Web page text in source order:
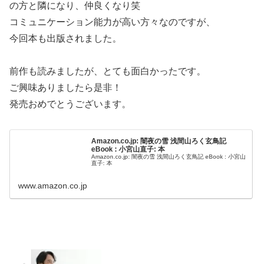
の方と隣になり、仲良くなり笑
コミュニケーション能力が高い方々なのですが、
今回本も出版されました。
前作も読みましたが、とても面白かったです。
ご興味ありましたら是非！
発売おめでとうございます。
Amazon.co.jp: 闇夜の雪 浅間山ろく玄鳥記
eBook : 小宮山直子: 本
Amazon.co.jp: 闇夜の雪 浅間山ろく玄鳥記 eBook : 小宮山
直子: 本
www.amazon.co.jp